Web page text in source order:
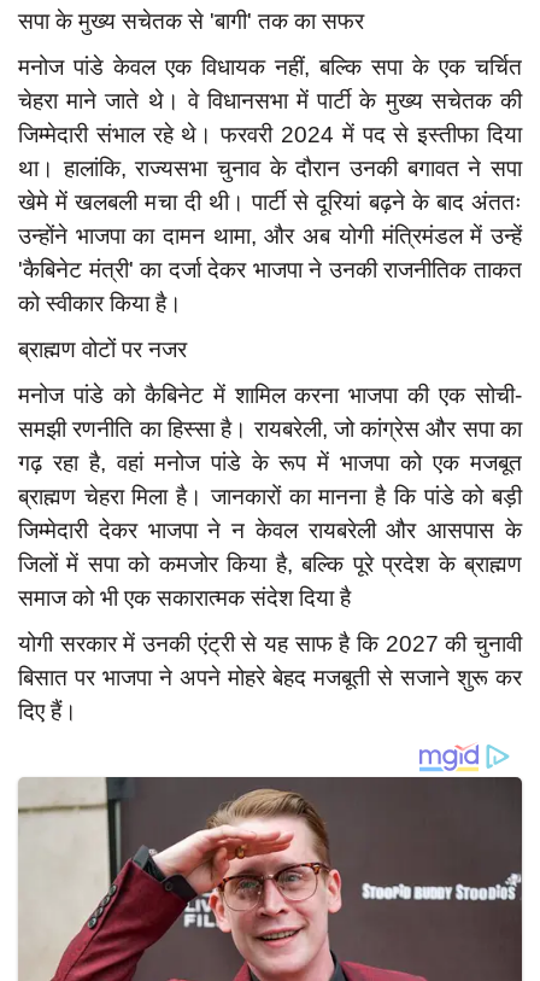
Login
Register
English
सपा के मुख्य सचेतक से 'बागी' तक का सफर
मनोज पांडे केवल एक विधायक नहीं, बल्कि सपा के एक चर्चित
चेहरा माने जाते थे। वे विधानसभा में पार्टी के मुख्य सचेतक की
जिम्मेदारी संभाल रहे थे। फरवरी 2024 में पद से इस्तीफा दिया
था। हालांकि, राज्यसभा चुनाव के दौरान उनकी बगावत ने सपा
खेमे में खलबली मचा दी थी। पार्टी से दूरियां बढ़ने के बाद अंततः
उन्होंने भाजपा का दामन थामा, और अब योगी मंत्रिमंडल में उन्हें
'कैबिनेट मंत्री' का दर्जा देकर भाजपा ने उनकी राजनीतिक ताकत
को स्वीकार किया है।
ब्राह्मण वोटों पर नजर
मनोज पांडे को कैबिनेट में शामिल करना भाजपा की एक सोची-
समझी रणनीति का हिस्सा है। रायबरेली, जो कांग्रेस और सपा का
गढ़ रहा है, वहां मनोज पांडे के रूप में भाजपा को एक मजबूत
ब्राह्मण चेहरा मिला है। जानकारों का मानना है कि पांडे को बड़ी
जिम्मेदारी देकर भाजपा ने न केवल रायबरेली और आसपास के
जिलों में सपा को कमजोर किया है, बल्कि पूरे प्रदेश के ब्राह्मण
समाज को भी एक सकारात्मक संदेश दिया है
योगी सरकार में उनकी एंट्री से यह साफ है कि 2027 की चुनावी
बिसात पर भाजपा ने अपने मोहरे बेहद मजबूती से सजाने शुरू कर
दिए हैं।